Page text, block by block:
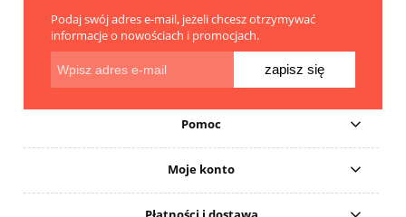
Podaj swój adres e-mail, jeżeli chcesz otrzymywać
informacje o nowościach i promocjach.
zapisz się
Pomoc
Moje konto